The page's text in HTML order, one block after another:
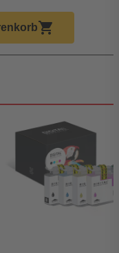
shopping_cart